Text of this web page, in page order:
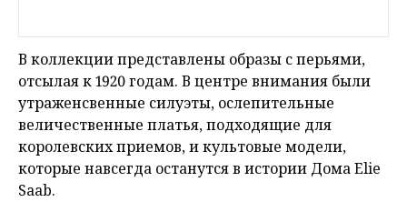
В коллекции представлены образы с перьями,
отсылая к 1920 годам. В центре внимания были
утраженсвенные силуэты, ослепительные
величественные платья, подходящие для
королевских приемов, и культовые модели,
которые навсегда останутся в истории Дома Elie
Saab.